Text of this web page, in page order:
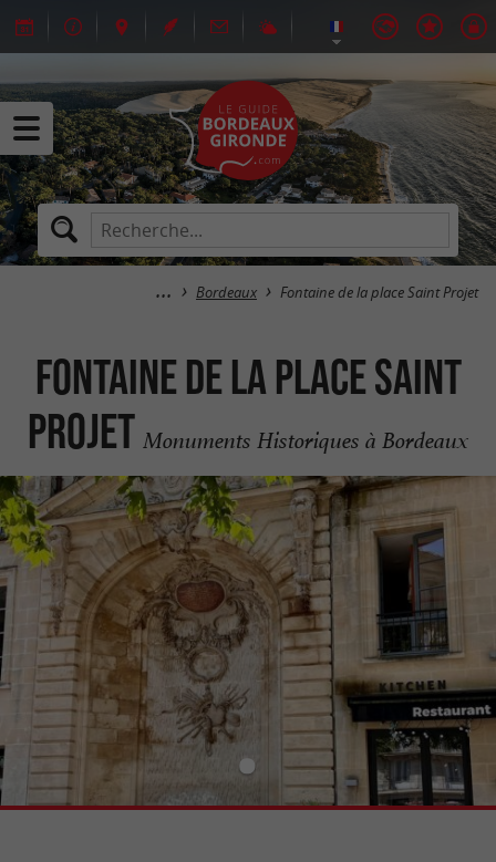
Bordeaux Fontaine de la place Saint Projet
Fontaine de la place Saint
Projet Monuments Historiques à Bordeaux